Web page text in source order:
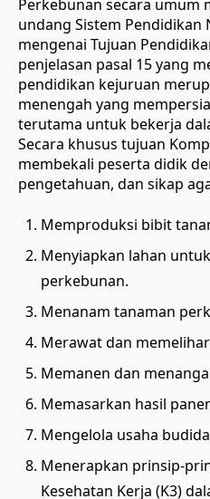
Perkebunan secara umum
undang Sistem Pendidikan
mengenai Tujuan
penjelasan pasal 15 yang
pendidikan kejuruan
menengah yang
terutama untuk bekerja
Secara khusus tujuan
membekali peserta didik
pengetahuan, dan sikap
Memproduksi bibit
Menyiapkan lahan
perkebunan.
Menanam tanaman
Merawat dan
Memanen dan
Memasarkan hasil
Mengelola usaha
Menerapkan prinsip-
Kesehatan Kerja (K3)